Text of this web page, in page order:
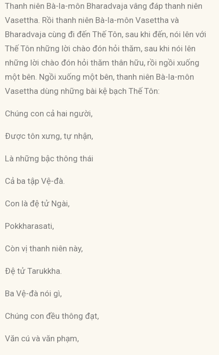
Thanh niên Bà-la-môn Bharadvaja vâng đáp thanh niên
Vasettha. Rồi thanh niên Bà-la-môn Vasettha và
Bharadvaja cùng đi đến Thế Tôn, sau khi đến, nói lên với
Thế Tôn những lời chào đón hỏi thăm, sau khi nói lên
những lời chào đón hỏi thăm thân hữu, rồi ngồi xuống
một bên. Ngồi xuống một bên, thanh niên Bà-la-môn
Vasettha dùng những bài kệ bạch Thế Tôn:
Chúng con cả hai người,
Ðược tôn xưng, tự nhận,
Là những bậc thông thái
Cả ba tập Vệ-đà.
Con là đệ tử Ngài,
Pokkharasati,
Còn vị thanh niên này,
Ðệ tử Tarukkha.
Ba Vệ-đà nói gì,
Chúng con đều thông đạt,
Văn cú và văn phạm,